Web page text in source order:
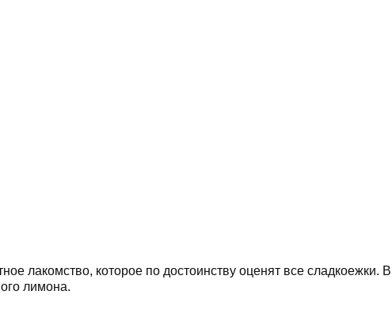
лакомство, которое по достоинству оценят все сладкоежки.
лимона.